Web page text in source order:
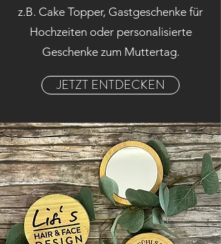
z.B. Cake Topper, Gastgeschenke für
Hochzeiten oder personalisierte
Geschenke zum Muttertag.
JETZT ENTDECKEN